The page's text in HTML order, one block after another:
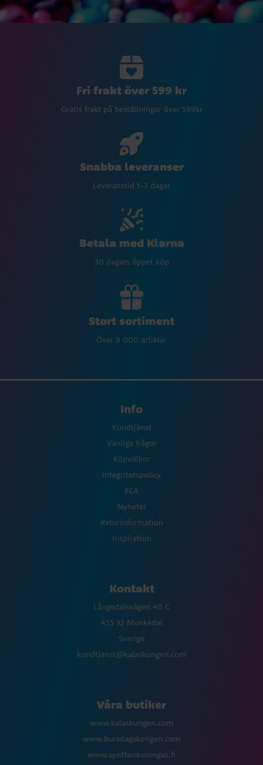
Fri frakt över 599 kr
Gratis frakt på beställningar över 599kr
Snabba leveranser
Leveranstid 1-3 dagar
Betala med Klarna
30 dagars öppet köp
Stort sortiment
Över 9 000 artiklar
Info
Kundtjänst
Vanliga frågor
Köpvillkor
Integritetspolicy
REA
Nyheter
Returinformation
Inspiration
Kontakt
Långedalsvägen 40 C
455 32 Munkedal
Sverige
kundtjanst@kalaskungen.com
Våra butiker
www.kalaskungen.com
www.bursdagskongen.com
www.synttarikuningas.fi